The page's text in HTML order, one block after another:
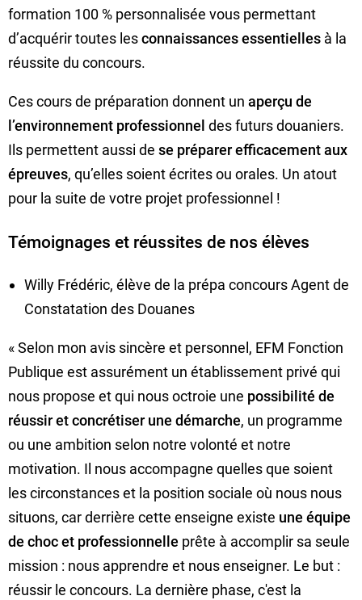
formation 100 % personnalisée vous permettant
d’acquérir toutes lesconnaissances essentielles à la
réussite du concours.
Ces cours de préparation donnent un aperçu de
l’environnement professionnel des futurs douaniers.
Ils permettent aussi de se préparer efficacement aux
épreuves, qu’elles soient écrites ou orales. Un atout
pour la suite de votre projet professionnel !
Témoignages et réussites de nos élèves
Willy Frédéric, élève de la prépa concours Agent de
Constatation des Douanes
« Selon mon avis sincère et personnel, EFM Fonction
Publique est assurément un établissement privé qui
nous propose et qui nous octroie une possibilité de
réussir et concrétiser une démarche, un programme
ou une ambition selon notre volonté et notre
motivation. Il nous accompagne quelles que soient
les circonstances et la position sociale où nous nous
situons, car derrière cette enseigne existe une équipe
de choc et professionnelle prête à accomplir sa seule
mission : nous apprendre et nous enseigner. Le but :
réussir le concours. La dernière phase, c'est la